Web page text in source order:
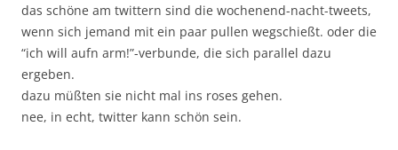
das schöne am twittern sind die wochenend-nacht-tweets,
wenn sich jemand mit ein paar pullen wegschießt. oder die
“ich will aufn arm!”-verbunde, die sich parallel dazu
ergeben.
dazu müßten sie nicht mal ins roses gehen.
nee, in echt, twitter kann schön sein.